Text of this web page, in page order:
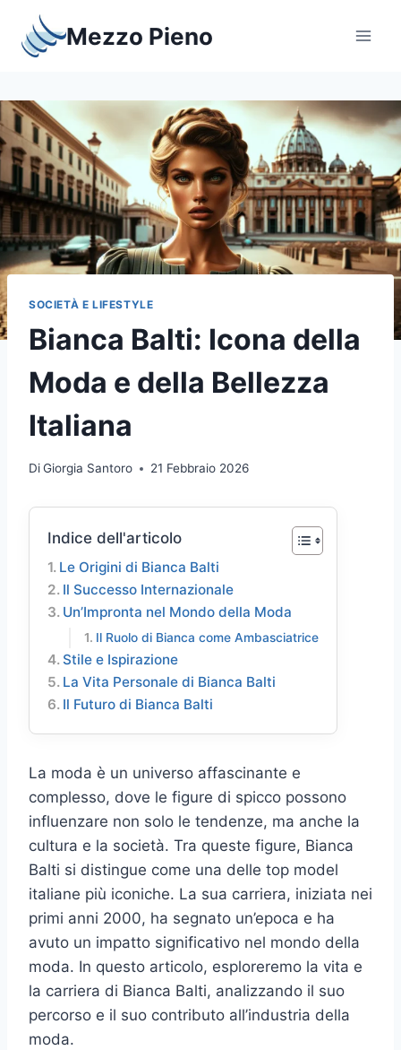
contenuto
Mezzo Pieno
SOCIETÀ E LIFESTYLE
Bianca Balti: Icona della
Moda e della Bellezza
Italiana
DiGiorgia Santoro 21 Febbraio 2026
Indice dell'articolo
Le Origini di Bianca Balti
Il Successo Internazionale
Un’Impronta nel Mondo della Moda
Il Ruolo di Bianca come Ambasciatrice
Stile e Ispirazione
La Vita Personale di Bianca Balti
Il Futuro di Bianca Balti
La moda è un universo affascinante e
complesso, dove le figure di spicco possono
influenzare non solo le tendenze, ma anche la
cultura e la società. Tra queste figure, Bianca
Balti si distingue come una delle top model
italiane più iconiche. La sua carriera, iniziata nei
primi anni 2000, ha segnato un’epoca e ha
avuto un impatto significativo nel mondo della
moda. In questo articolo, esploreremo la vita e
la carriera di Bianca Balti, analizzando il suo
percorso e il suo contributo all’industria della
moda.